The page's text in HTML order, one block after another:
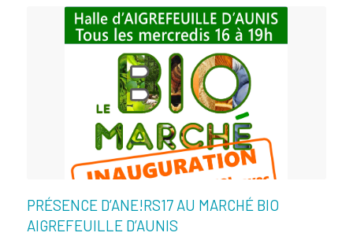
PRÉSENCE D’ANE!RS17 AU MARCHÉ BIO
AIGREFEUILLE D’AUNIS